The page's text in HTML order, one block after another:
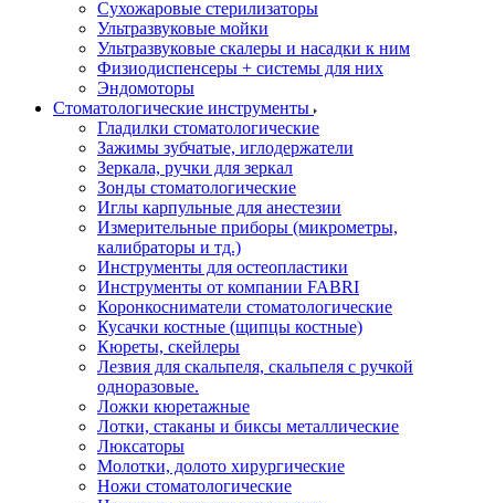
Сухожаровые стерилизаторы
Ультразвуковые мойки
Ультразвуковые скалеры и насадки к ним
Физиодиспенсеры + системы для них
Эндомоторы
Стоматологические инструменты
Гладилки стоматологические
Зажимы зубчатые, иглодержатели
Зеркала, ручки для зеркал
Зонды стоматологические
Иглы карпульные для анестезии
Измерительные приборы (микрометры,
калибраторы и тд.)
Инструменты для остеопластики
Инструменты от компании FABRI
Коронкосниматели стоматологические
Кусачки костные (щипцы костные)
Кюреты, скейлеры
Лезвия для скальпеля, скальпеля с ручкой
одноразовые.
Ложки кюретажные
Лотки, стаканы и биксы металлические
Люксаторы
Молотки, долото хирургические
Ножи стоматологические